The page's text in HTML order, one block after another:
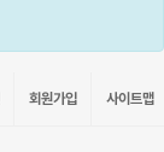
회원가입 사이트맵